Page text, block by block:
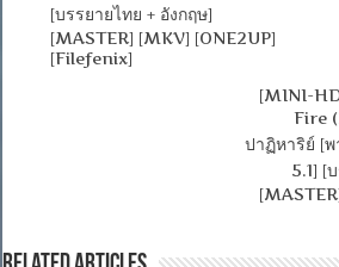
[บรรยายไทย + อังกฤษ]
[MASTER] [MKV] [ONE2UP]
[Filefenix]
[MINI-
Fire
ปาฏิหาริย์ [พ
5.1] [